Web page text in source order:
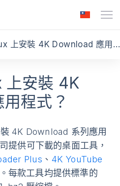
如何在 Linux 上安裝 4K Download 應用程式？
上安裝 4K
程式？
4K Download 系列應用
提供可下載的桌面工具，
Plus 、 4K YouTube
每款工具均提供標準的